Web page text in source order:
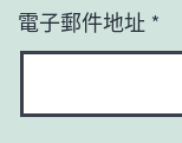
電子郵件地址 *